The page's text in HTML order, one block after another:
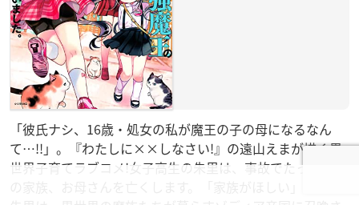
「彼氏ナシ、16歳・処女の私が魔王の子の母になるなん
て…!!」。『わたしに××しなさい!』の遠山えまが描く異
世界子育てラブコメ!女子高生の朱里は、事故でたった一人